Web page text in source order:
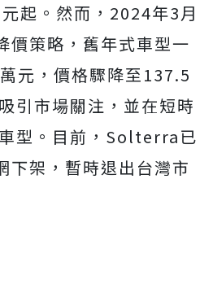
起。然而，2024年3月
策略，舊年式車型一
元，價格驟降至137.5
引市場關注，並在短時
型。目前，Solterra已
架，暫時退出台灣市